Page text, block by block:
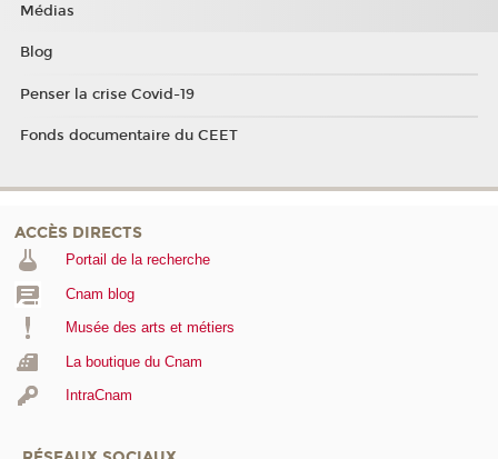
Médias
Blog
Penser la crise Covid-19
Fonds documentaire du CEET
ACCÈS DIRECTS
Portail de la recherche
Cnam blog
Musée des arts et métiers
La boutique du Cnam
IntraCnam